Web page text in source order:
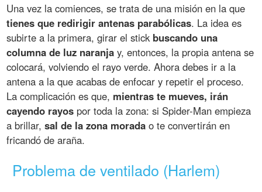
Una vez la comiences, se trata de una misión en la que
tienes que redirigir antenas parabólicas. La idea es
subirte a la primera, girar el stick buscando una
columna de luz naranja y, entonces, la propia antena se
colocará, volviendo el rayo verde. Ahora debes ir a la
antena a la que acabas de enfocar y repetir el proceso.
La complicación es que, mientras te mueves, irán
cayendo rayos por toda la zona: si Spider-Man empieza
a brillar,sal de la zona morada o te convertirán en
fricandó de araña.
Problema de ventilado (Harlem)